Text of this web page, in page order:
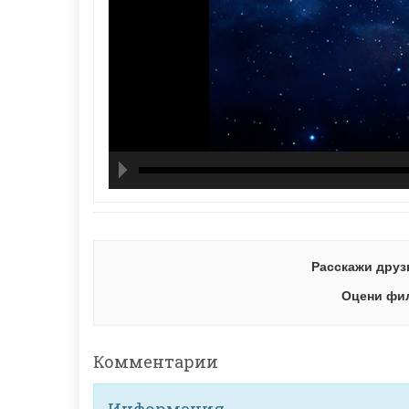
Расскажи
Оцени
Комментарии